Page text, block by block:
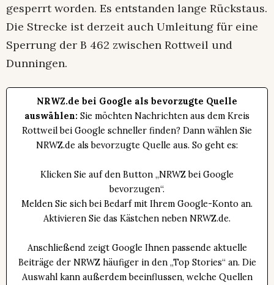
gesperrt worden. Es entstanden lange Rückstaus.
Die Strecke ist derzeit auch Umleitung für eine
Sperrung der B 462 zwischen Rottweil und
Dunningen.
NRWZ.de bei Google als bevorzugte Quelle
auswählen: Sie möchten Nachrichten aus dem Kreis
Rottweil bei Google schneller finden? Dann wählen Sie
NRWZ.de als bevorzugte Quelle aus. So geht es:
Klicken Sie auf den Button „NRWZ bei Google
bevorzugen“.
Melden Sie sich bei Bedarf mit Ihrem Google-Konto an.
Aktivieren Sie das Kästchen neben NRWZ.de.
Anschließend zeigt Google Ihnen passende aktuelle
Beiträge der NRWZ häufiger in den „Top Stories“ an. Die
Auswahl kann außerdem beeinflussen, welche Quellen